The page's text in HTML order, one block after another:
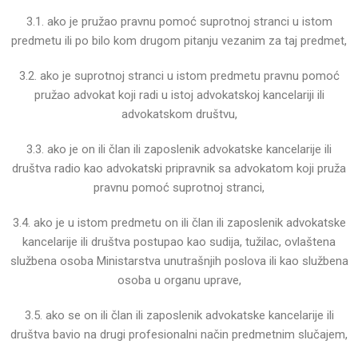
3.1. ako je pružao pravnu pomoć suprotnoj stranci u istom
predmetu ili po bilo kom drugom pitanju vezanim za taj predmet,
3.2. ako je suprotnoj stranci u istom predmetu pravnu pomoć
pružao advokat koji radi u istoj advokatskoj kancelariji ili
advokatskom društvu,
3.3. ako je on ili član ili zaposlenik advokatske kancelarije ili
društva radio kao advokatski pripravnik sa advokatom koji pruža
pravnu pomoć suprotnoj stranci,
3.4. ako je u istom predmetu on ili član ili zaposlenik advokatske
kancelarije ili društva postupao kao sudija, tužilac, ovlaštena
službena osoba Ministarstva unutrašnjih poslova ili kao službena
osoba u organu uprave,
3.5. ako se on ili član ili zaposlenik advokatske kancelarije ili
društva bavio na drugi profesionalni način predmetnim slučajem,